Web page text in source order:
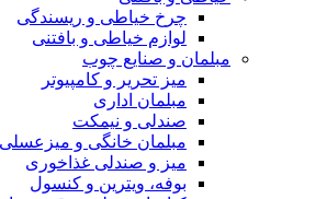
چرخ خیاطی و ریسندگی
لوازم خیاطی و بافتنی
مبلمان و صنایع چوب
میز تحریر و کامپیوتر
مبلمان اداری
صندلی و نیمکت
مبلمان خانگی و میزعسلی
میز و صندلی غذاخوری
بوفه، ویترین و کنسول